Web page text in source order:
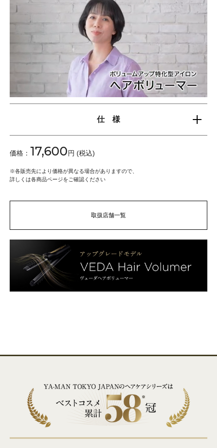
仕 様
価格： 17,600円 (税込)
※各販売先により価格が異なる場合がありますので、
詳しくは各商品ページをご確認ください
取扱店舗一覧